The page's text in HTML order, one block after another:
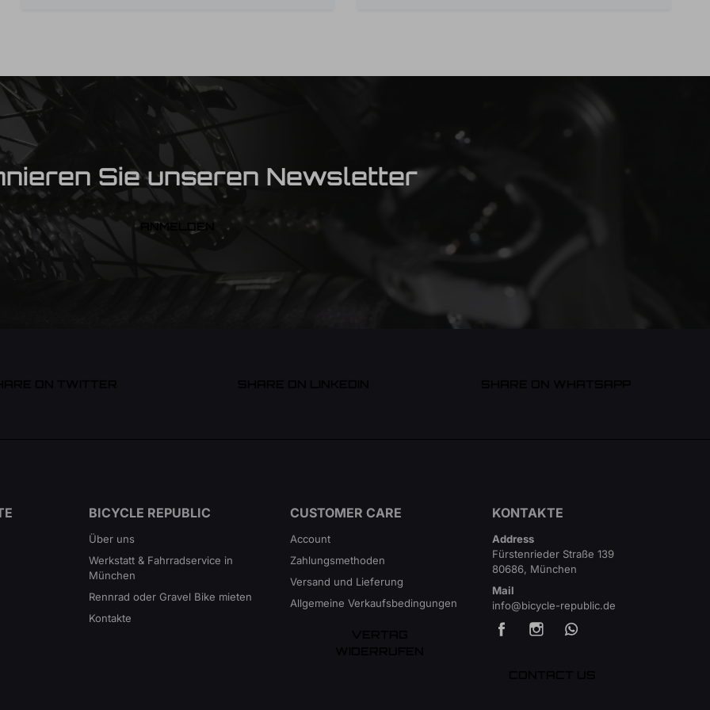
Sie unseren Newsletter
ANMELDEN
BICYCLE REPUBLIC
Über uns
Werkstatt & Fahrradservice in
München
Rennrad oder Gravel Bike mieten
Kontakte
CUSTOMER CARE
Account
Zahlungsmethoden
Versand und Lieferung
Allgemeine Verkaufsbedingungen
KONTAKTE
Address
Fürstenrieder Straße 139
80686, München
Mail
info@bicycle-republic.de